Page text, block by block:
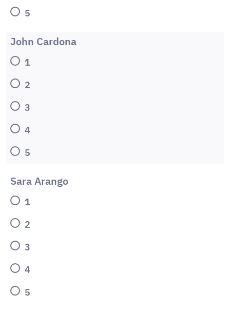
5
John Cardona
1
2
3
4
5
Sara Arango
1
2
3
4
5